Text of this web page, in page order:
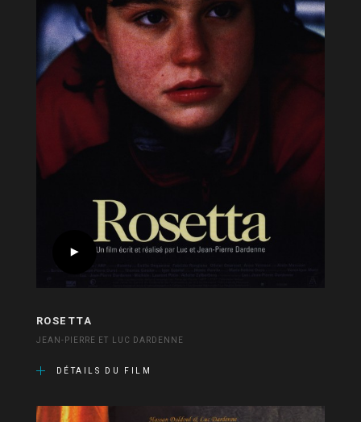
ROSETTA
JEAN-PIERRE ET LUC DARDENNE
DÉTAILS DU FILM